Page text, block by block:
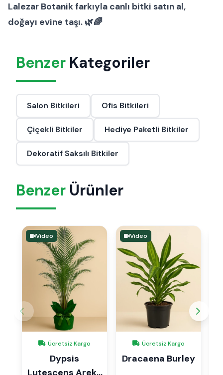
Lalezar Botanikfarkıyla canlı bitki satın al,
doğayı evine taşı. 🌿🌈
Benzer Kategoriler
Salon Bitkileri Ofis Bitkileri
Çiçekli Bitkiler Hediye Paketli Bitkiler
Dekoratif Saksılı Bitkiler
Benzer Ürünler
Video
Ücretsiz Kargo
Dypsis
Lutescens Areka
Video
Ücretsiz Kargo
Dracaena Burley